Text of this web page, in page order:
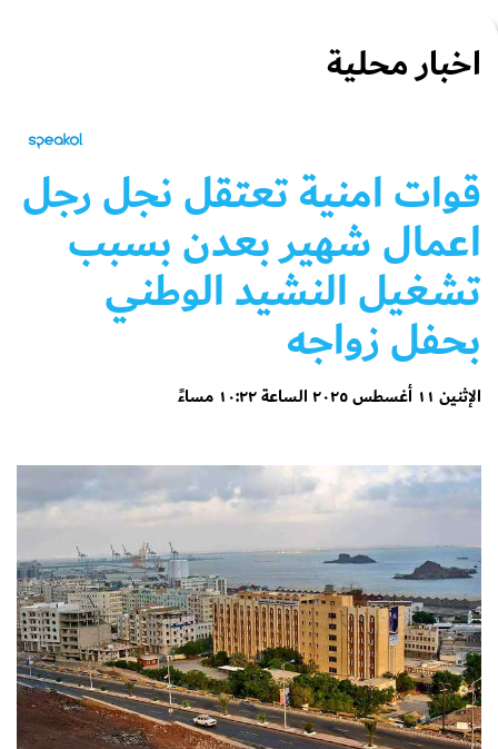
اخبار محلية
قوات امنية تعتقل نجل رجل
اعمال شهير بعدن بسبب
تشغيل النشيد الوطني
بحفل زواجه
الإثنين ١١ أغسطس ٢٠٢٥ الساعة ١٠:٢٢ مساءً